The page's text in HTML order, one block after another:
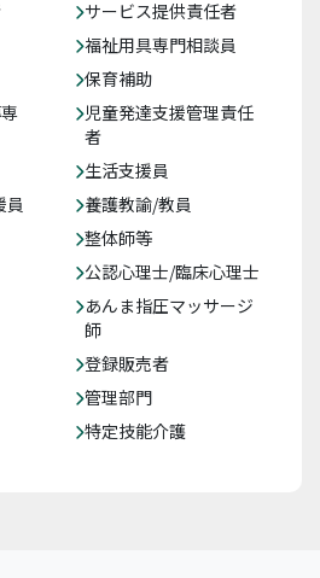
サービス提供責任者
福祉用具専門相談員
保育補助
児童発達支援管理責任
者
生活支援員
員
養護教諭/教員
整体師等
公認心理士/臨床心理士
あんま指圧マッサージ
師
登録販売者
管理部門
特定技能介護